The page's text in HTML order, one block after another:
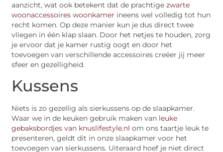
aanzicht, wat ook betekent dat de prachtigezwarte
woonaccessoires woonkamer ineens wel volledig tot hun
recht komen. Op deze manier kun je dus direct twee
vliegen in één klap slaan. Door het netjes te houden, zorg
je ervoor dat je kamer rustig oogt en door het
toevoegen van verschillende accessoires creëer jij meer
sfeer en gezelligheid.
Kussens
Niets is zo gezellig als sierkussens op de slaapkamer.
Waar we in de keuken gebruik maken van leuke
gebaksbordjes van knuslifestyle.nl om ons taartje leuk te
presenteren, geldt dit in onze slaapkamer voor het
toevoegen van sierkussens. Uiteraard hoef je niet direct